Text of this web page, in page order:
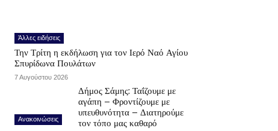
Άλλες ειδήσεις
Την Τρίτη η εκδήλωση για τον Ιερό Ναό Αγίου
Σπυρίδωνα Πουλάτων
7 Αυγούστου 2026
Ανακοινώσεις
Δήμος Σάμης: Ταΐζουμε με
αγάπη – Φροντίζουμε με
υπευθυνότητα – Διατηρούμε
τον τόπο μας καθαρό